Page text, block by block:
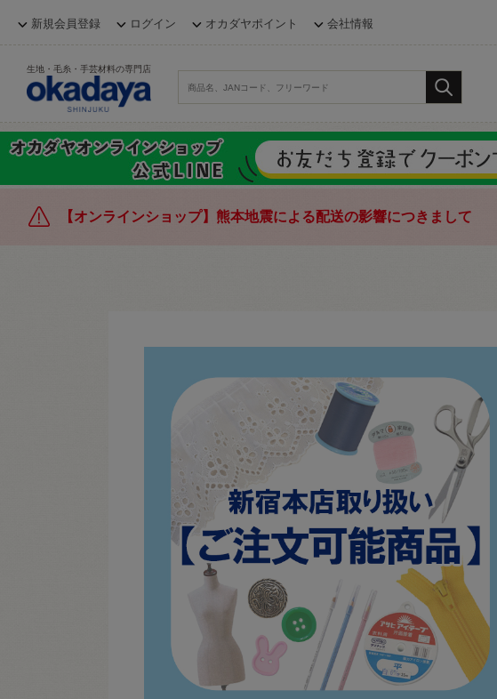
新規会員登録 ログイン オカダヤポイント 会社情報
生地・毛糸・手芸材料の専門店
【オンラインショップ】熊本地震による配送の影響につきまして